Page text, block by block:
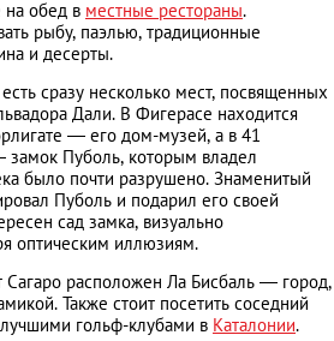
на обед в местные рестораны.
рыбу, паэлью, традиционные
и десерты.
сразу несколько мест, посвященных
Дали. В Фигерасе находится
— его дом-музей, а в 41
замок Пуболь, которым владел
было почти разрушено. Знаменитый
Пуболь и подарил его своей
сад замка, визуально
оптическим иллюзиям.
Сагаро расположен Ла Бисбаль — город,
Также стоит посетить соседний
гольф-клубами в Каталонии.